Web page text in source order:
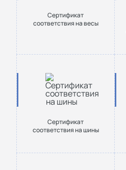
Сертификат
соответствия на весы
Сертификат
соответствия на шины